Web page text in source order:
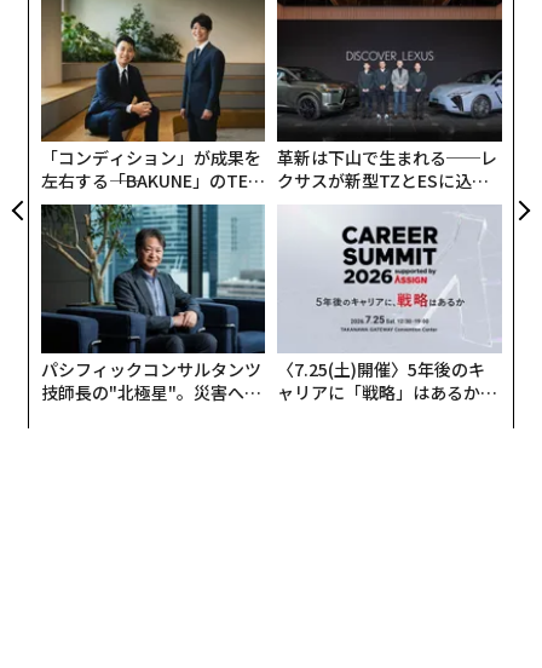
「コンディション」が成果を
左右する――「BAKUNE」のTEN
TIALが支える「挑戦者の明
日」
革新は下山で生まれる──レ
クサスが新型TZとESに込め
た「DISCOVER」の哲学
パシフィックコンサルタンツ
技師長の"北極星"。災害への
〈7.25(土)開催〉5年後のキ
ャリアに「戦略」はあるか。